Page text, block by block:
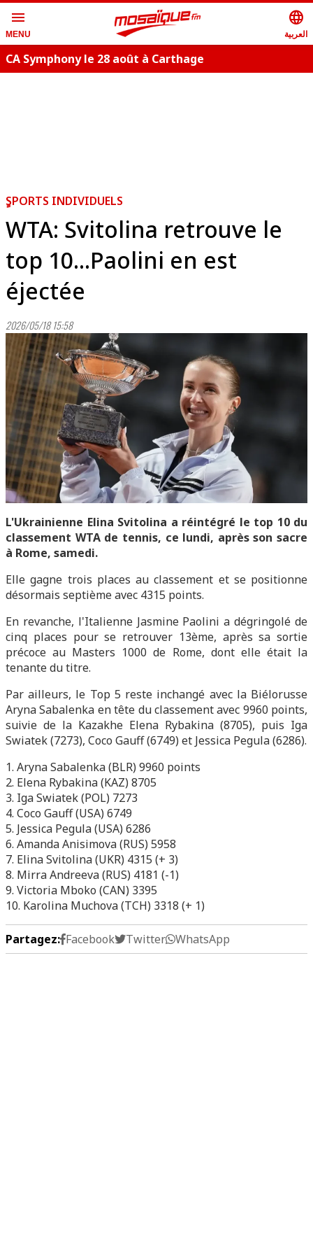
menu
MENU
language
العربية
CA Symphony le 28 août à Carthage
ٍSPORTS INDIVIDUELS
WTA: Svitolina retrouve le
top 10...Paolini en est
éjectée
2026/05/18 15:58
L'Ukrainienne Elina Svitolina a réintégré le top 10 du
classement WTA de tennis, ce lundi, après son sacre
à Rome, samedi.
Elle gagne trois places au classement et se positionne
désormais septième avec 4315 points.
En revanche, l'Italienne Jasmine Paolini a dégringolé de
cinq places pour se retrouver 13ème, après sa sortie
précoce au Masters 1000 de Rome, dont elle était la
tenante du titre.
Par ailleurs, le Top 5 reste inchangé avec la Biélorusse
Aryna Sabalenka en tête du classement avec 9960 points,
suivie de la Kazakhe Elena Rybakina (8705), puis Iga
Swiatek (7273), Coco Gauff (6749) et Jessica Pegula (6286).
1. Aryna Sabalenka (BLR) 9960 points
2. Elena Rybakina (KAZ) 8705
3. Iga Swiatek (POL) 7273
4. Coco Gauff (USA) 6749
5. Jessica Pegula (USA) 6286
6. Amanda Anisimova (RUS) 5958
7. Elina Svitolina (UKR) 4315 (+ 3)
8. Mirra Andreeva (RUS) 4181 (-1)
9. Victoria Mboko (CAN) 3395
10. Karolina Muchova (TCH) 3318 (+ 1)
Partagez: Facebook Twitter WhatsApp